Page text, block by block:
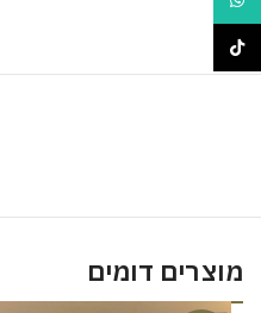
מוצרים דומים